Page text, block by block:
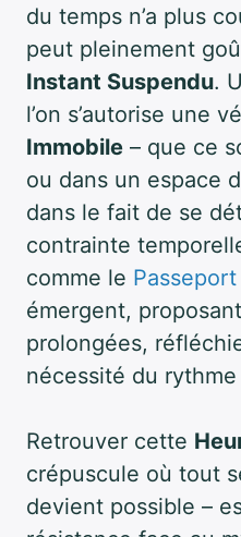
du temps n’a plus
peut pleinement
Instant Suspendu.
l’on s’autorise une
Immobile – que ce
ou dans un espace
dans le fait de se
contrainte
comme le
émergent,
prolongées,
nécessité du
Retrouver cette
crépuscule où tout
devient possible –